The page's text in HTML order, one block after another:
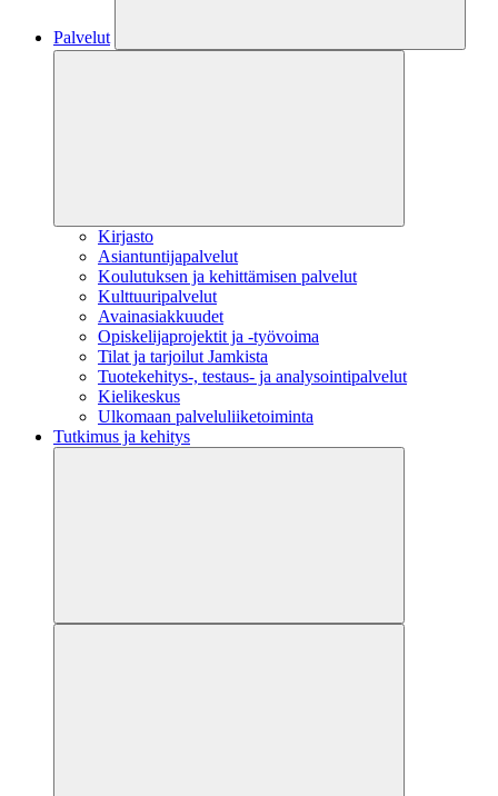
Palvelut
Kirjasto
Asiantuntijapalvelut
Koulutuksen ja kehittämisen palvelut
Kulttuuripalvelut
Avainasiakkuudet
Opiskelijaprojektit​ ja -työvoima
Tilat ja tarjoilut Jamkista
Tuotekehitys-, testaus- ja analysointipalvelut
Kielikeskus
Ulkomaan palveluliiketoiminta
Tutkimus ja kehitys